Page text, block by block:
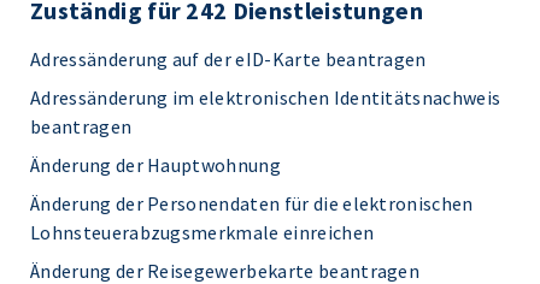
Zuständig für 242 Dienstleistungen
Adressänderung auf der eID-Karte beantragen
Adressänderung im elektronischen Identitätsnachweis
beantragen
Änderung der Hauptwohnung
Änderung der Personendaten für die elektronischen
Lohnsteuerabzugsmerkmale einreichen
Änderung der Reisegewerbekarte beantragen